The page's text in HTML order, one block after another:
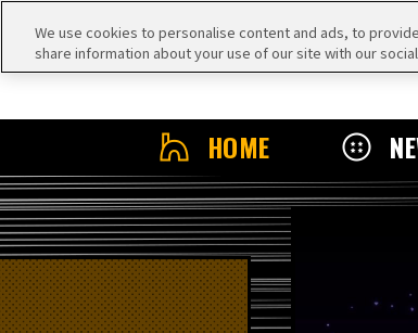
HOME
We use cookies to personalise content and ads, to
share information about your use of our site with our